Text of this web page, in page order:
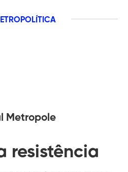
Metropole
resistência